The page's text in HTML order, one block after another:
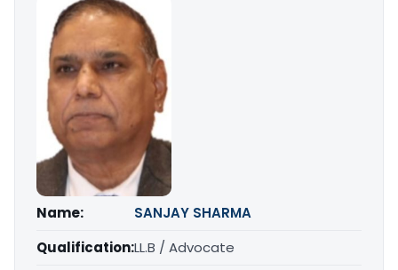
Name:
SANJAY SHARMA
Qualification:LL.B / Advocate